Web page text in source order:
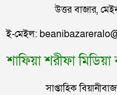
সিলেটে সড়ক
উত্তর বাজার,
ই-মেইল:
শাফিয়া শরীফা
সাপ্তাহিক